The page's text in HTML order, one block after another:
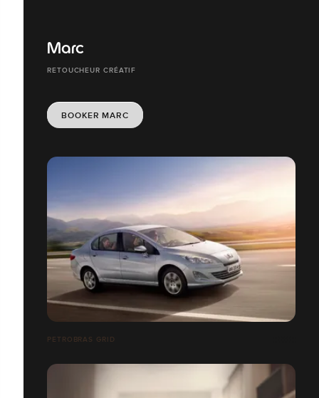
Marc
RETOUCHEUR CRÉATIF
BOOKER MARC
PETROBRAS GRID